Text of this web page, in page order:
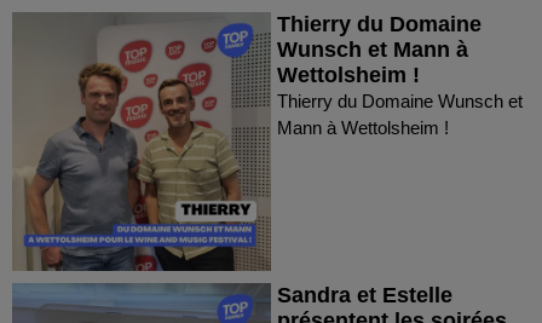
Thierry du Domaine
Wunsch et Mann à
Wettolsheim !
Thierry du Domaine Wunsch et
Mann à Wettolsheim !
Sandra et Estelle